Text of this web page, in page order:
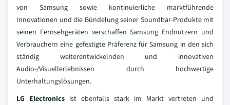
von Samsung sowie kontinuierliche marktführende
Innovationen und die Bündelung seiner Soundbar-Produkte mit
seinen Fernsehgeräten verschaffen Samsung Endnutzern und
Verbrauchern eine gefestigte Präferenz für Samsung in den sich
ständig weiterentwickelnden und innovativen
Audio-/Visuellerlebnissen durch hochwertige
Unterhaltungslösungen.
LG Electronics ist ebenfalls stark im Markt vertreten und